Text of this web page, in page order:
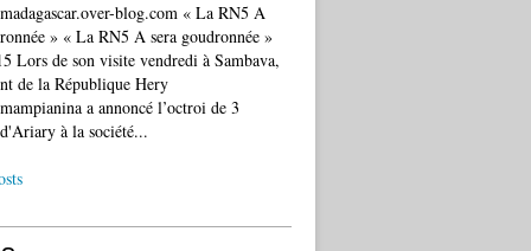
blog.com « La RN5 A
» « La RN5 A sera goudronnée »
Lors de son visite vendredi à Sambava,
de la République Hery
a annoncé l’octroi de 3
à la société...